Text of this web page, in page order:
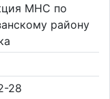
МНС по
району
28